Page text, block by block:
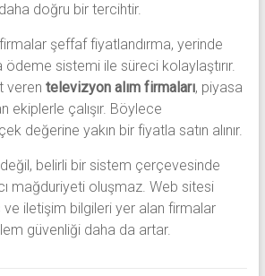
doğru bir tercihtir.
şeffaf fiyatlandırma, yerinde
ödeme sistemi ile süreci kolaylaştırır.
veren televizyon alım firmaları, piyasa
ekiplerle çalışır. Böylece
değerine yakın bir fiyatla satın alınır.
belirli bir sistem çerçevesinde
mağduriyeti oluşmaz. Web sitesi
ve iletişim bilgileri yer alan firmalar
güvenliği daha da artar.